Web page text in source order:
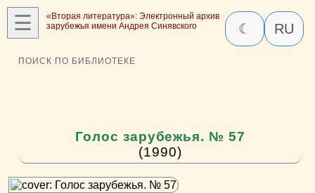
☰
«Вторая литература»: Электронный архив
зарубежья имени Андрея Синявского
☾ RU
ПОИСК ПО БИБЛИОТЕКЕ
Голос зарубежья. № 57
(1990)